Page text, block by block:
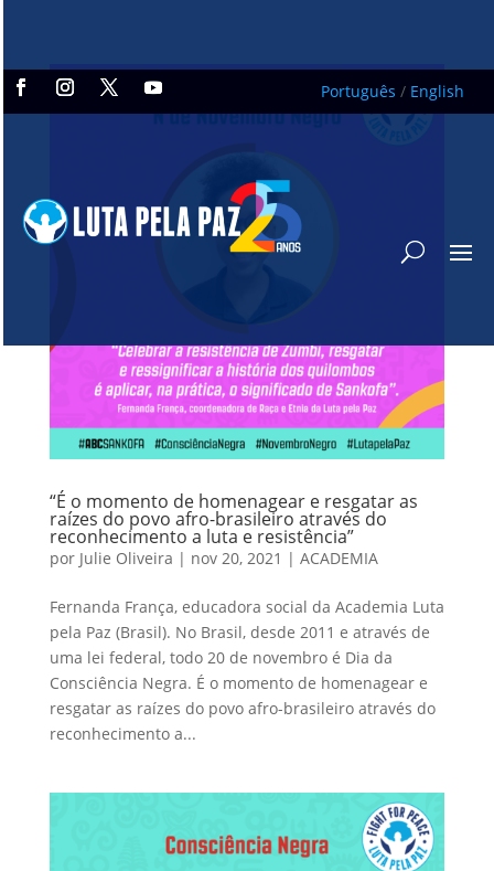
Português / English
“É o momento de homenagear e resgatar as
raízes do povo afro-brasileiro através do
reconhecimento a luta e resistência”
por Julie Oliveira | nov 20, 2021 | ACADEMIA
Fernanda França, educadora social da Academia Luta
pela Paz (Brasil). No Brasil, desde 2011 e através de
uma lei federal, todo 20 de novembro é Dia da
Consciência Negra. É o momento de homenagear e
resgatar as raízes do povo afro-brasileiro através do
reconhecimento a...